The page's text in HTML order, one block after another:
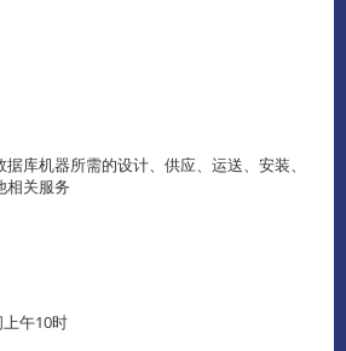
库机器所需的设计、供应、运送、安装、
相关服务
午10时